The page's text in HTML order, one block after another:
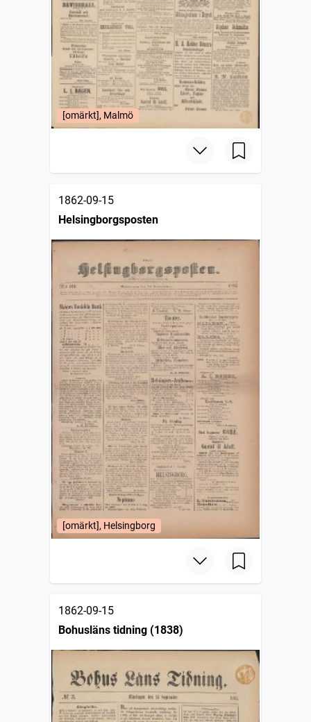
[omärkt], Malmö
1862-09-15
Helsingborgsposten
[omärkt], Helsingborg
1862-09-15
Bohusläns tidning (1838)